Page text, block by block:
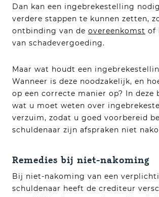
Dan kan een ingebrekestelling
verdere stappen te kunnen zetten,
ontbinding van de overeenkomst of
van schadevergoeding.
Maar wat houdt een
Wanneer is deze noodzakelijk, en
op een correcte manier op? In
wat u moet weten over
verzuim, zodat u goed voorbereid
schuldenaar zijn afspraken niet
Remedies bij niet-nakoming
Bij niet-nakoming van een
schuldenaar heeft de crediteur